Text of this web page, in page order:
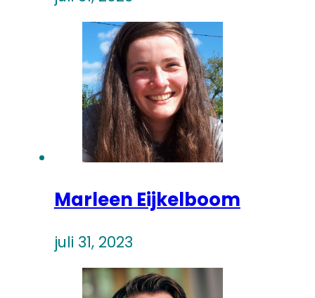
Marleen Eijkelboom
juli 31, 2023